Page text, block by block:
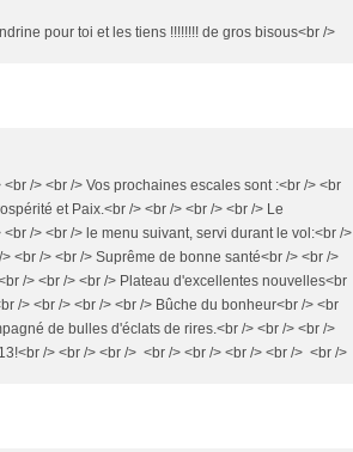
pour toi et les tiens !!!!!!!! de gros bisous<br />
/> <br /> Vos prochaines escales sont :<br /> <br
et Paix.<br /> <br /> <br /> <br /> Le
/> <br /> le menu suivant, servi durant le vol:<br />
<br /> <br /> Suprême de bonne santé<br /> <br />
/> <br /> <br /> Plateau d'excellentes nouvelles<br
/> <br /> <br /> <br /> Bûche du bonheur<br /> <br
de bulles d'éclats de rires.<br /> <br /> <br />
/> <br /> <br /> <br /> <br /> <br /> <br /> <br />